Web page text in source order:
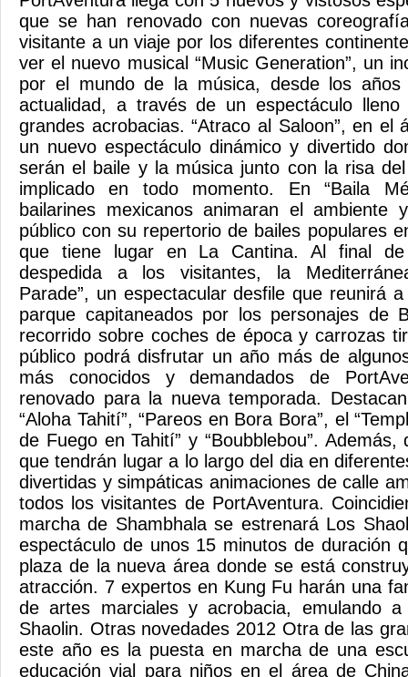
que se han renovado con nuevas
visitante a un viaje por los diferentes
ver el nuevo musical “Music Generation”, un
por el mundo de la música, desde los
actualidad, a través de un espectáculo
grandes acrobacias. “Atraco al Saloon”, en el
un nuevo espectáculo dinámico y divertido
serán el baile y la música junto con la risa
implicado en todo momento. En “Baila
bailarines mexicanos animaran el ambiente
público con su repertorio de bailes populares
que tiene lugar en La Cantina. Al final
despedida a los visitantes, la
Parade”, un espectacular desfile que reunirá
parque capitaneados por los personajes de
recorrido sobre coches de época y carrozas
público podrá disfrutar un año más de
más conocidos y demandados de
renovado para la nueva temporada.
“Aloha Tahití”, “Pareos en Bora Bora”, el
de Fuego en Tahití” y “Boubblebou”.
que tendrán lugar a lo largo del dia en
divertidas y simpáticas animaciones de calle
todos los visitantes de PortAventura.
marcha de Shambhala se estrenará Los
espectáculo de unos 15 minutos de duración
plaza de la nueva área donde se está
atracción. 7 expertos en Kung Fu harán una
de artes marciales y acrobacia, emulando
Shaolin. Otras novedades 2012 Otra de las
este año es la puesta en marcha de una
educación vial para niños en el área de